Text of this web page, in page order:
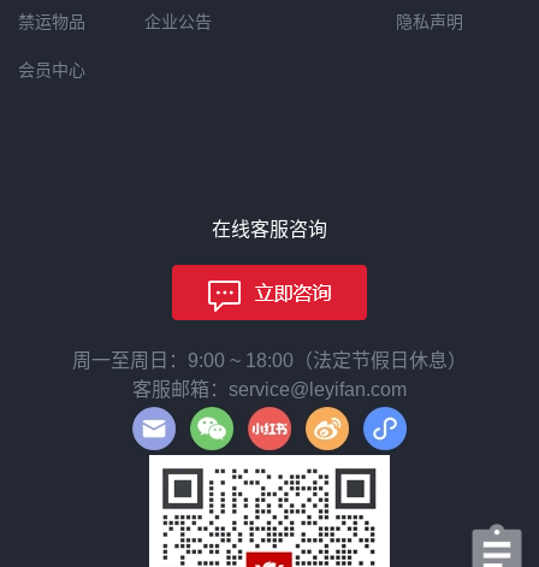
禁运物品
会员中心
企业公告 隐私声明
在线客服咨询
周一至周日：9:00 ~ 18:00（法定节假日休息）
客服邮箱：service@leyifan.com